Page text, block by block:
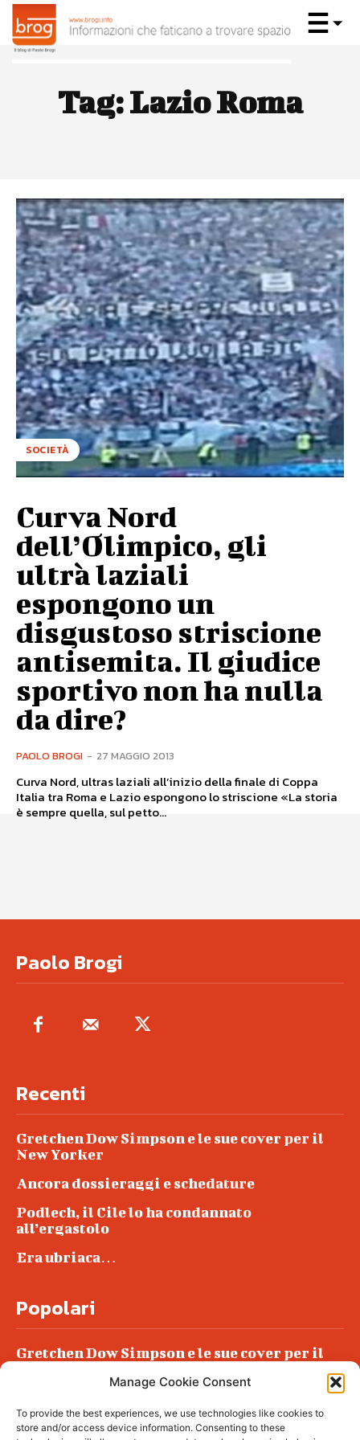
Manage Cookie Consent
To provide the best experiences, we use technologies like cookies to
store and/or access device information. Consenting to these
Tag:Lazio Roma
SOCIETÀ
Curva Nord
dell’Olimpico, gli
ultrà laziali
espongono un
disgustoso striscione
antisemita. Il giudice
sportivo non ha nulla
da dire?
PAOLO BROGI - 27 MAGGIO 2013
Curva Nord, ultras laziali all’inizio della finale di Coppa
Italia tra Roma e Lazio espongono lo striscione «La storia
è sempre quella, sul petto...
Paolo Brogi
Recenti
Gretchen Dow Simpson e le sue cover per il
New Yorker
Ancora dossieraggi e schedature
Podlech, il Cile lo ha condannato
all’ergastolo
Era ubriaca…
Popolari
Gretchen Dow Simpson e le sue cover per il
Podlech, il Cile lo ha condannato